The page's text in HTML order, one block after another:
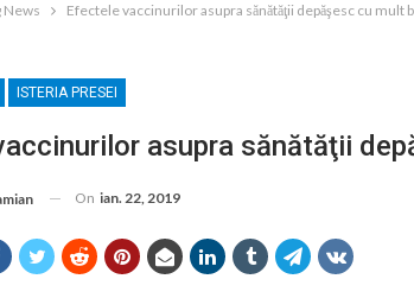
News Efectele vaccinurilor asupra sănătăţii depăşesc cu mult
ISTERIA PRESEI
asupra sănătăţii
On ian. 22, 2019